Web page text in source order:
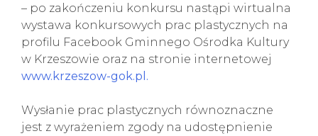
– po zakończeniu konkursu nastąpi wirtualna
wystawa konkursowych prac plastycznych na
profilu Facebook Gminnego Ośrodka Kultury
w Krzeszowie oraz na stronie internetowej
www.krzeszow-gok.pl.
Wysłanie prac plastycznych równoznaczne
jest z wyrażeniem zgody na udostępnienie